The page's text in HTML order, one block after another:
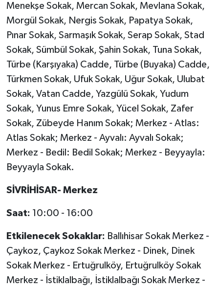
Menekşe Sokak, Mercan Sokak, Mevlana Sokak,
Morgül Sokak, Nergis Sokak, Papatya Sokak,
Pınar Sokak, Sarmaşık Sokak, Serap Sokak, Stad
Sokak, Sümbül Sokak, Şahin Sokak, Tuna Sokak,
Türbe (Karşıyaka) Cadde, Türbe (Buyaka) Cadde,
Türkmen Sokak, Ufuk Sokak, Uğur Sokak, Ulubat
Sokak, Vatan Cadde, Yazgülü Sokak, Yudum
Sokak, Yunus Emre Sokak, Yücel Sokak, Zafer
Sokak, Zübeyde Hanım Sokak; Merkez - Atlas:
Atlas Sokak; Merkez - Ayvalı: Ayvalı Sokak;
Merkez - Bedil: Bedil Sokak; Merkez - Beyyayla:
Beyyayla Sokak.
SİVRİHİSAR- Merkez
Saat: 10:00 - 16:00
Etkilenecek Sokaklar: Ballıhisar Sokak Merkez -
Çaykoz, Çaykoz Sokak Merkez - Dinek, Dinek
Sokak Merkez - Ertuğrulköy, Ertuğrulköy Sokak
Merkez - İstiklalbağı, İstiklalbağı Sokak Merkez -